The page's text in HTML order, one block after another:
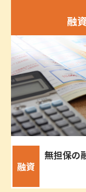
融
融資
無担保の